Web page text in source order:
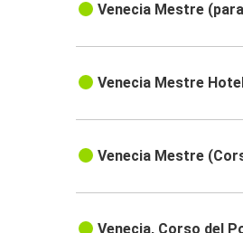
Venecia Mestre
Venecia Mestre
Venecia Mestre
Venecia, Corso del